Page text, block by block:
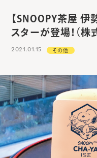
【SNOOPY茶屋 伊
スターが登場！（株
2021.01.15 その他